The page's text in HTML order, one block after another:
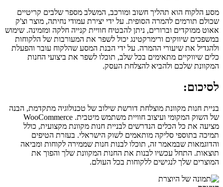
מסע הלקוח הוא תהליך חשוב ומורכב, המשלב מספר שלבים קריטיים
שכולם תורמים להמרה הסופית. על ידי יצירת עמודי נחיתה, מוצר וצ'ק
אאוט ממוקדים וברורים, ניתן להבטיח חוויית קנייה חלקה ומזמינה. שימוש
במשפכים שיווקים ורימרקטינג יכול לשפר את המעורבות של הלקוחות
ולהגדיל את שיעורי ההמרה. על ידי הבנת המסע שהלקוח עובר והפעלת
כלים שיווקיים מתאימים בכל שלב, תוכלו לשפר את ביצועי החנות
המקוונת שלכם ולהביא להצלחת העסק.
לסיכום:
בניית חנות מקוונת מוצלחת דורשת שילוב של טכנולוגיה מתקדמת, הבנה
של השוק המקומי ועיצוב חוויית משתמש מיטבית. WooCommerce
מציעה את כל הכלים הנדרשים לבניית חנות מקוונת מקצועית, כולל
תמיכה בתוספי סליקה מותאמים לשוק הישראלי. בעזרת הטיפים
והדוגמאות שבמאמר זה, תוכלו לבנות חנות שממירה לקוחות ומביאה
תוצאות. התחל עכשיו לבנות את החנות המקוונת שלך והפוך את
המוצרים שלך לנגישים ללקוחות בכל העולם.